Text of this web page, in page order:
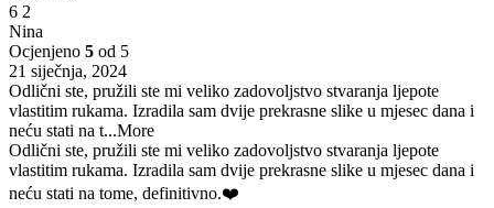
6 2
Nina
Ocjenjeno 5 od 5
21 siječnja, 2024
Odlični ste, pružili ste mi veliko zadovoljstvo stvaranja ljepote
vlastitim rukama. Izradila sam dvije prekrasne slike u mjesec dana i
neću stati na t...More
Odlični ste, pružili ste mi veliko zadovoljstvo stvaranja ljepote
vlastitim rukama. Izradila sam dvije prekrasne slike u mjesec dana i
neću stati na tome, definitivno.❤️